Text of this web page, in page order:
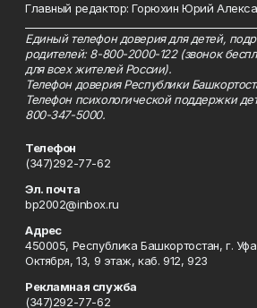
Главный редактор: Горюхин Юрий
Единый телефон доверия для детей,
родителей: 8-800-2000-122 (звонок
для всех жителей России).
Телефон доверия Республики
Телефон психологической поддержки
800-347-5000.
Телефон
(347)292-77-62
Эл. почта
bp2002@inbox.ru
Адрес
450005, Республика Башкортостан, г.
Октября, 13, 9 этаж, каб. 912, 923
Рекламная служба
(347)292-77-62